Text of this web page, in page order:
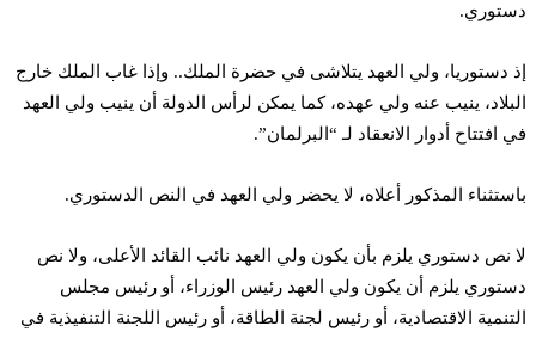
دستوري.
إذ دستوريا، ولي العهد يتلاشى في حضرة الملك.. وإذا غاب الملك خارج
البلاد، ينيب عنه ولي عهده، كما يمكن لرأس الدولة أن ينيب ولي العهد
في افتتاح أدوار الانعقاد لـ “البرلمان”.
باستثناء المذكور أعلاه، لا يحضر ولي العهد في النص الدستوري.
لا نص دستوري يلزم بأن يكون ولي العهد نائب القائد الأعلى، ولا نص
دستوري يلزم أن يكون ولي العهد رئيس الوزراء، أو رئيس مجلس
التنمية الاقتصادية، أو رئيس لجنة الطاقة، أو رئيس اللجنة التنفيذية في